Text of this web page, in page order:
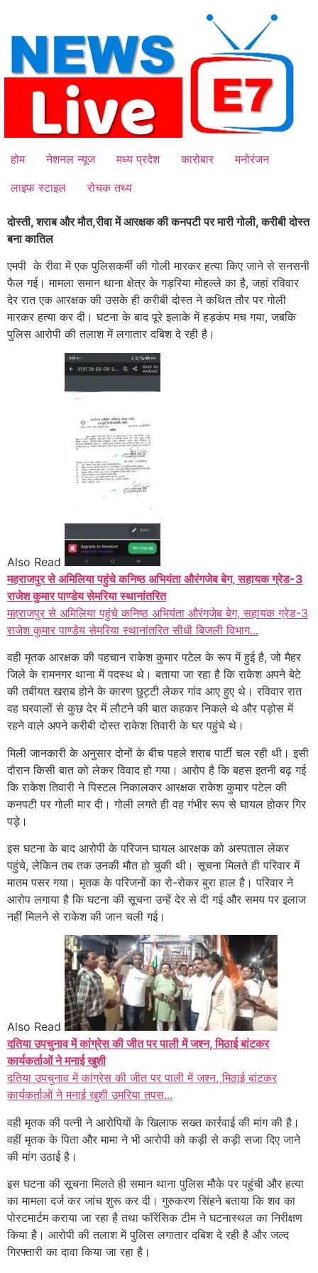
content
होम नेशनल न्यूज मध्य प्रदेश कारोबार
मनोरंजन
लाइफ स्टाइल
रोचक तथ्य
दोस्ती, शराब और मौत,रीवा में आरक्षक की कनपटी पर मारी गोली, करीबी दोस्त
बना कातिल
एमपी के रीवा में एक पुलिसकर्मी की गोली मारकर हत्या किए जाने से सनसनी
फैल गई। मामला समान थाना क्षेत्र के गड़रिया मोहल्ले का है, जहां रविवार
देर रात एक आरक्षक की उसके ही करीबी दोस्त ने कथित तौर पर गोली
मारकर हत्या कर दी। घटना के बाद पूरे इलाके में हड़कंप मच गया, जबकि
पुलिस आरोपी की तलाश में लगातार दबिश दे रही है।
Also Read
महराजपुर से अमिलिया पहुंचे कनिष्ठ अभियंता औरंगजेब बेग, सहायक ग्रेड-3
राजेश कुमार पाण्डेय सेमरिया स्थानांतरित
महराजपुर से अमिलिया पहुंचे कनिष्ठ अभियंता औरंगजेब बेग, सहायक ग्रेड-3
राजेश कुमार पाण्डेय सेमरिया स्थानांतरित सीधी बिजली विभाग...
वही मृतक आरक्षक की पहचान राकेश कुमार पटेल के रूप में हुई है, जो मैहर
जिले के रामनगर थाना में पदस्थ थे। बताया जा रहा है कि राकेश अपने बेटे
की तबीयत खराब होने के कारण छुट्टी लेकर गांव आए हुए थे। रविवार रात
वह घरवालों से कुछ देर में लौटने की बात कहकर निकले थे और पड़ोस में
रहने वाले अपने करीबी दोस्त राकेश तिवारी के घर पहुंचे थे।
मिली जानकारी के अनुसार दोनों के बीच पहले शराब पार्टी चल रही थी। इसी
दौरान किसी बात को लेकर विवाद हो गया। आरोप है कि बहस इतनी बढ़ गई
कि राकेश तिवारी ने पिस्टल निकालकर आरक्षक राकेश कुमार पटेल की
कनपटी पर गोली मार दी। गोली लगते ही वह गंभीर रूप से घायल होकर गिर
पड़े।
इस घटना के बाद आरोपी के परिजन घायल आरक्षक को अस्पताल लेकर
पहुंचे, लेकिन तब तक उनकी मौत हो चुकी थी। सूचना मिलते ही परिवार में
मातम पसर गया। मृतक के परिजनों का रो-रोकर बुरा हाल है। परिवार ने
आरोप लगाया है कि घटना की सूचना उन्हें देर से दी गई और समय पर इलाज
नहीं मिलने से राकेश की जान चली गई।
Also Read
दतिया उपचुनाव में कांग्रेस की जीत पर पाली में जश्न, मिठाई बांटकर
कार्यकर्ताओं ने मनाई खुशी
दतिया उपचुनाव में कांग्रेस की जीत पर पाली में जश्न, मिठाई बांटकर
कार्यकर्ताओं ने मनाई खुशी उमरिया तपस...
वही मृतक की पत्नी ने आरोपियों के खिलाफ सख्त कार्रवाई की मांग की है।
वहीं मृतक के पिता और मामा ने भी आरोपी को कड़ी से कड़ी सजा दिए जाने
की मांग उठाई है।
इस घटना की सूचना मिलते ही समान थाना पुलिस मौके पर पहुंची और हत्या
का मामला दर्ज कर जांच शुरू कर दी। गुरुकरण सिंहने बताया कि शव का
पोस्टमार्टम कराया जा रहा है तथा फॉरेंसिक टीम ने घटनास्थल का निरीक्षण
किया है। आरोपी की तलाश में पुलिस लगातार दबिश दे रही है और जल्द
गिरफ्तारी का दावा किया जा रहा है।